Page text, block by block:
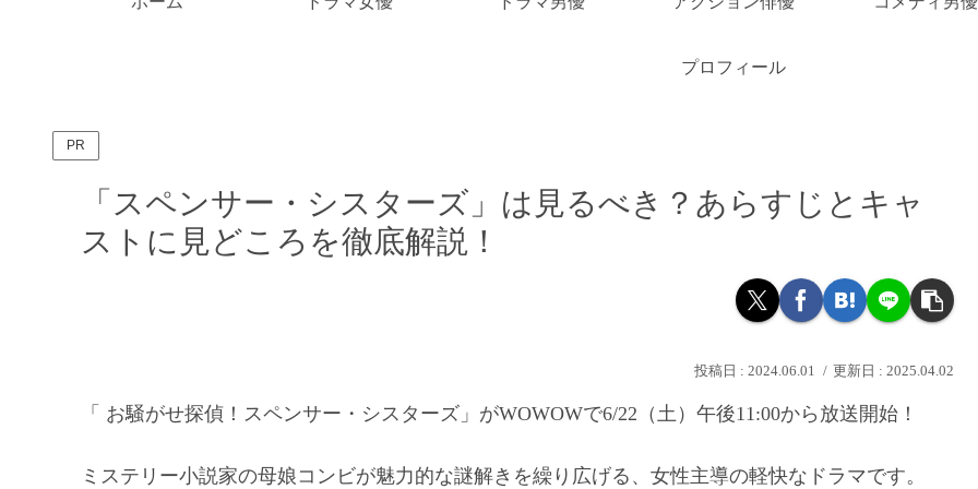
プロフィール
PR
「スペンサー・シスターズ」は見るべき？あらすじとキャ
ストに見どころを徹底解説！
2024.06.01 2025.04.02
「 お騒がせ探偵！スペンサー・シスターズ」がWOWOWで6/22（土）午後11:00から放送開始！
ミステリー小説家の母娘コンビが魅力的な謎解きを繰り広げる、女性主導の軽快なドラマです。